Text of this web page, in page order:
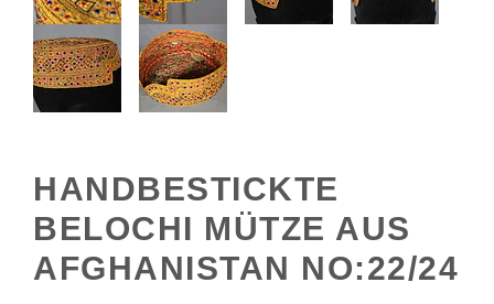
HANDBESTICKTE
BELOCHI MÜTZE AUS
AFGHANISTAN NO:22/24